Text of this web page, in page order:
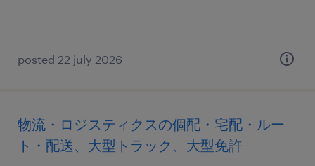
posted 22 july 2026
物流・ロジスティクスの個配・宅配・ルー
ト・配送、大型トラック、大型免許